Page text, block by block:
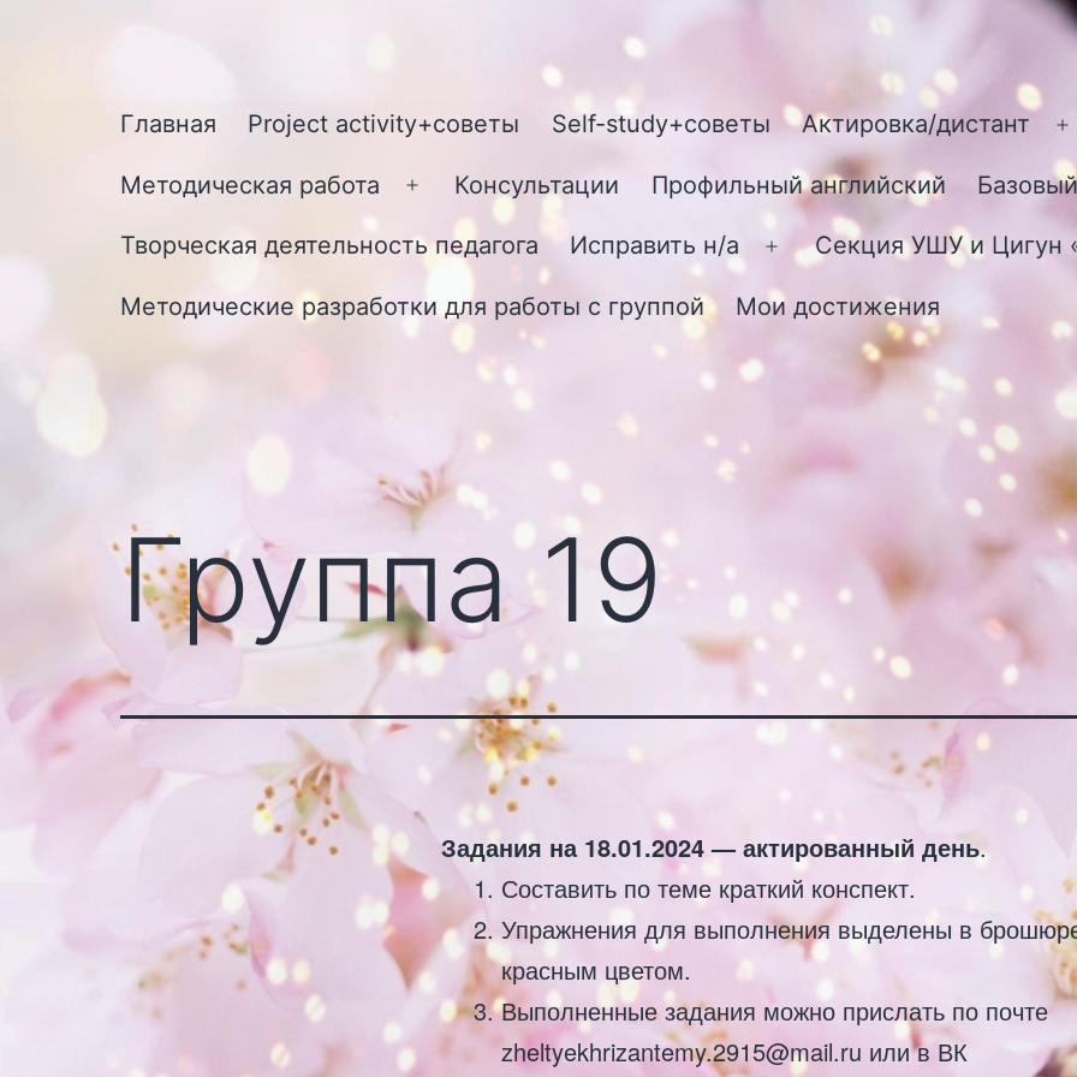
Главная Project activity+советы Self-study+советы Актировка/дистант
Методическая работа
Открыть
меню
Консультации Профильный английский
Творческая деятельность педагога Исправить н/а
Открыть
меню
Секция УШУ и Цигун
Методические разработки для работы с группой Мои достижения
Группа 19
Задания на 18.01.2024 — актированный день.
Составить по теме краткий конспект.
Упражнения для выполнения выделены в
красным цветом.
Выполненные задания можно прислать по почте
zheltyekhrizantemy.2915@mail.ru или в ВК